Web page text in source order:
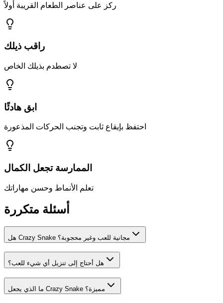
ركز على عناصر الطعام القريبة أولاً
راقب ذيلك
لا تصطدم بذيلك الخاص
ابق هادئًا
احتفظ بإيقاع ثابت وتجنب الحركات المذعورة
الممارسة تجعل الكمال
تعلم الأنماط وحسن مهاراتك
أسئلة متكررة
هل Crazy Snake مجانية للعب وغير محجوبة؟
هل أحتاج إلى تنزيل أي شيء للعب؟
ما الذي يجعل Crazy Snake مميزة؟